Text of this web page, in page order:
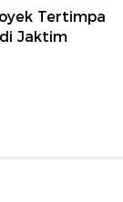
Tertimpa
Jaktim